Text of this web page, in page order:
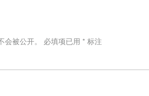
被公开。 必填项已用 * 标注